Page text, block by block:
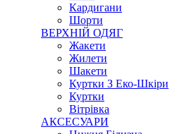
Кардигани
Шорти
ВЕРХНІЙ ОДЯГ
Жакети
Жилети
Шакети
Куртки З Еко-Шкіри
Куртки
Вітрівка
АКСЕСУАРИ